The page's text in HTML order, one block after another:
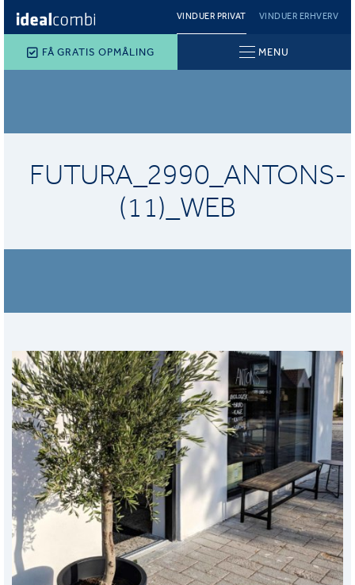
VINDUER PRIVAT VINDUER ERHVERV
FÅ GRATIS OPMÅLING MENU
FUTURA_2990_ANTONS-
(11)_WEB